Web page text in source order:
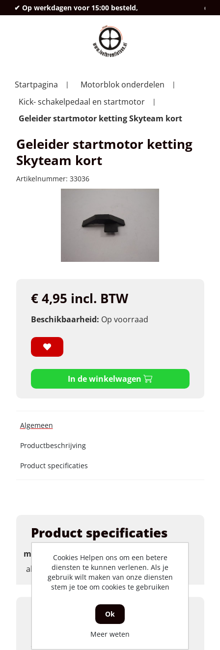
✔ Op werkdagen voor 15:00 besteld,
Startpagina
Motorblok onderdelen
Kick- schakelpedaal en startmotor
Geleider startmotor ketting Skyteam kort
Productbeschrijving
Geleider startmotorketting Skyteam kort,
Skyteam 02.04.02.05, 2143B-D083-0000
Product specificaties
merk
algemeen
Geleider startmotor ketting
Skyteam kort
Artikelnummer: 33036
€ 4,95 incl. BTW
Beschikbaarheid: Op voorraad
In de winkelwagen
Algemeen
Productbeschrijving
Product specificaties
Cookies Helpen ons om een betere
diensten te kunnen verlenen. Als je
gebruik wilt maken van onze diensten
stem je toe om cookies te gebruiken
Ok
Meer weten